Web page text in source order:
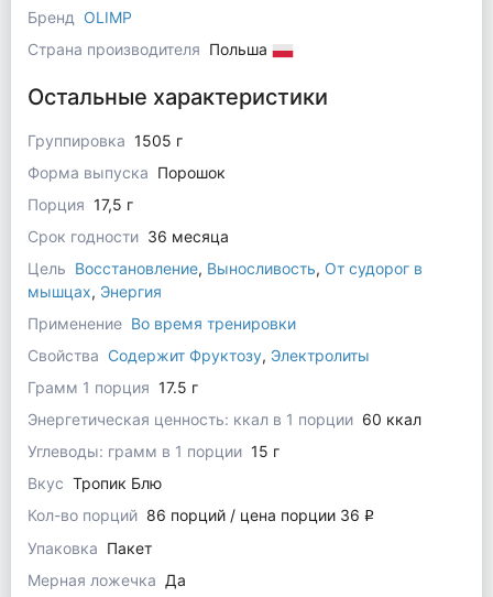
Бренд
OLIMP
Страна производителя Польша
Остальные характеристики
Группировка 1505 г
Форма выпуска Порошок
Порция 17,5 г
Срок годности 36 месяца
Цель Восстановление, Выносливость, От судорог в
мышцах, Энергия
Применение Во время тренировки
Свойства Содержит Фруктозу, Электролиты
Грамм 1 порция 17.5 г
Энергетическая ценность: ккал в 1 порции 60 ккал
Углеводы: грамм в 1 порции 15 г
Вкус Тропик Блю
Кол-во порций 86 порций / цена порции 36 q
Упаковка Пакет
Мерная ложечка Да